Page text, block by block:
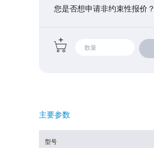
您是否想申请非约束性报价？
主要参数
型号